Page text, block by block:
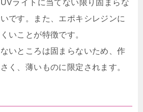
ライトに当てない限り固まらな
です。また、エポキシレジンに
いことが特徴です。
いところは固まらないため、作
く、薄いものに限定されます。